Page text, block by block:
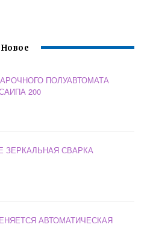
Новое
ПОЛУАВТОМАТА
200
ЗЕРКАЛЬНАЯ СВАРКА
АВТОМАТИЧЕСКАЯ